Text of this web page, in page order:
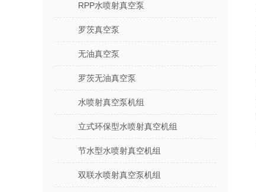
RPP水喷射真空泵
罗茨真空泵
无油真空泵
罗茨无油真空泵
水喷射真空泵机组
立式环保型水喷射真空机组
节水型水喷射真空机组
双联水喷射真空泵机组